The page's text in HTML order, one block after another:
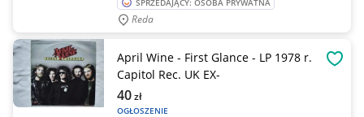
SPRZEDAJĄCY: OSOBA PRYWATNA
Reda
April Wine - First Glance - LP 1978 r.
Capitol Rec. UK EX-
OGŁOSZENIE
40zł